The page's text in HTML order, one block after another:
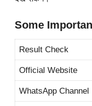
Some
Result Check
Official Website
WhatsApp Channel